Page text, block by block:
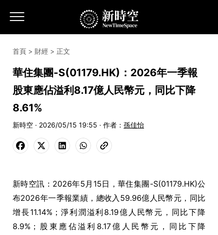
首頁 > 財經 > 正文
華住集團-S(01179.HK)：2026年一季報
股東應佔溢利8.17億人民幣元，同比下降
8.61%
新時空 · 2026/05/15 19:55 · 作者： 孫佳怡
新時空訊：2026年5月15日，華住集團-S(01179.HK)公
布2026年一季報業績，總收入59.96億人民幣元，同比
增長11.14%；淨利潤溢利8.19億人民幣元，同比下降
8.9%；股東應佔溢利8.17億人民幣元，同比下降